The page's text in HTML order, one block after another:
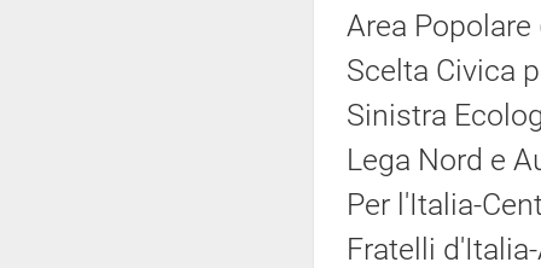
Area Popolare
Scelta Civica
Sinistra
Lega Nord e
Per l'Italia-
Fratelli